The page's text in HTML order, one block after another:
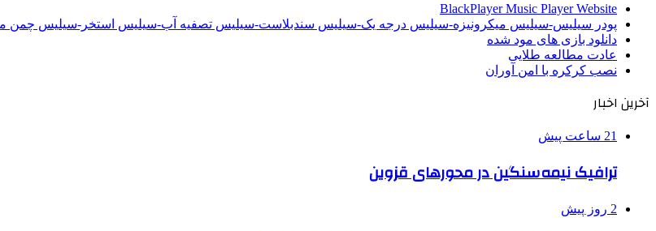
BlackPlayer Music Player Website
پودر سیلیس-سیلیس میکرونیزه-سیلیس درجه یک-سیلیس سندبلاست-سیلیس تصفیه آب-سیلیس استخر-سیلیس چمن
دانلود بازی های مود شده
عادت مطالعه طلایی
نصب کرکره با امن آوران
آخرین اخبار
21 ساعت پیش
ترافیک نیمه‌سنگین در محورهای قزوین
2 روز پیش